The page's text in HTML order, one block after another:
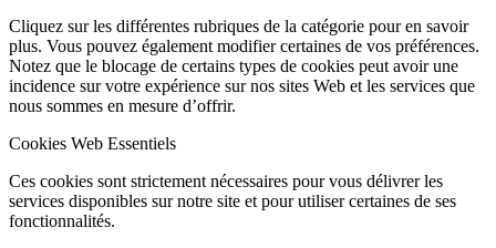
Cliquez sur les différentes rubriques de la catégorie pour en savoir
plus. Vous pouvez également modifier certaines de vos préférences.
Notez que le blocage de certains types de cookies peut avoir une
incidence sur votre expérience sur nos sites Web et les services que
nous sommes en mesure d’offrir.
Cookies Web Essentiels
Ces cookies sont strictement nécessaires pour vous délivrer les
services disponibles sur notre site et pour utiliser certaines de ses
fonctionnalités.